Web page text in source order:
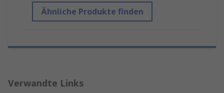
Ähnliche Produkte finden
Verwandte Links